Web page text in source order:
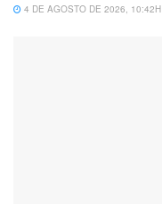
4 DE AGOSTO DE 2026, 10:42H